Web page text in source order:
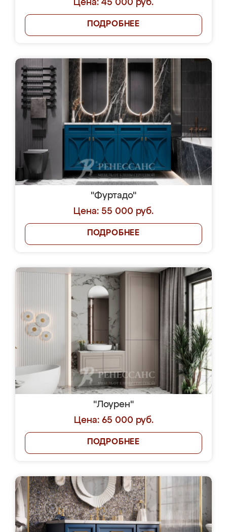
Цена: 45 000 руб.
ПОДРОБНЕЕ
"Фуртадо"
Цена: 55 000 руб.
ПОДРОБНЕЕ
"Лоурен"
Цена: 65 000 руб.
ПОДРОБНЕЕ